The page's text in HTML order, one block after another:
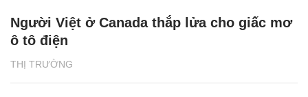
THỊ TRƯỜNG
Người Việt ở Canada thắp lửa cho giấc mơ
ô tô điện